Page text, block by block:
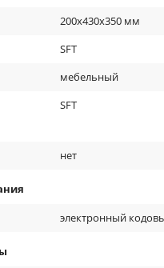
200х430х350 мм
SFT
мебельный
SFT
нет
электронный